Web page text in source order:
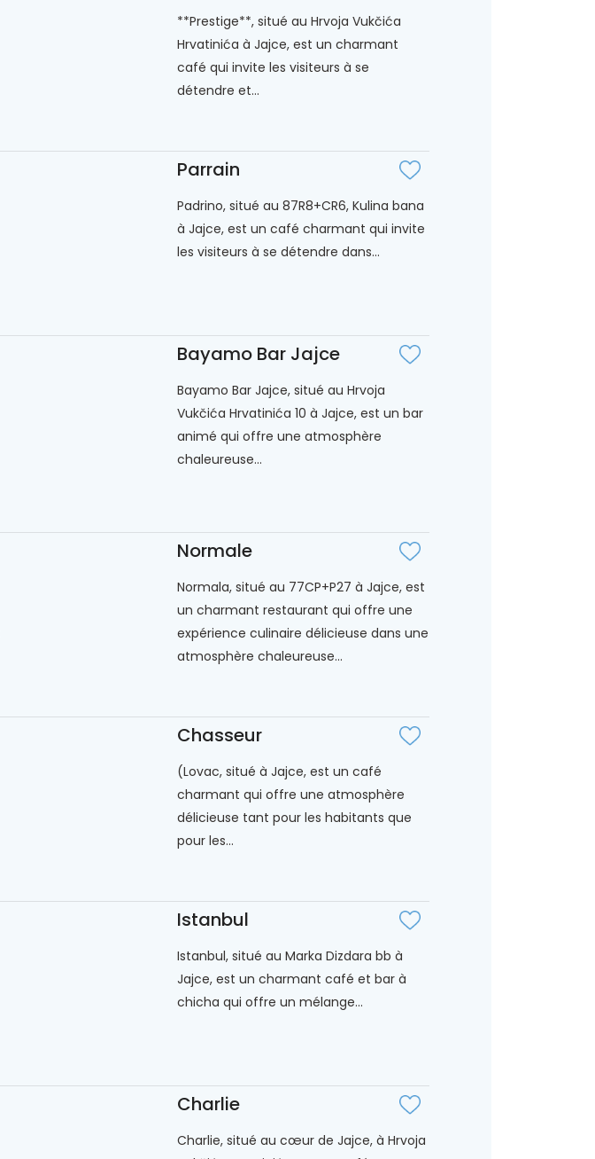
**Prestige**, situé au Hrvoja Vukčića
Hrvatinića à Jajce, est un charmant
café qui invite les visiteurs à se
détendre et...
Parrain
Padrino, situé au 87R8+CR6, Kulina bana
à Jajce, est un café charmant qui invite
les visiteurs à se détendre dans...
Bayamo Bar Jajce
Bayamo Bar Jajce, situé au Hrvoja
Vukčića Hrvatinića 10 à Jajce, est un bar
animé qui offre une atmosphère
chaleureuse...
Normale
Normala, situé au 77CP+P27 à Jajce, est
un charmant restaurant qui offre une
expérience culinaire délicieuse dans une
atmosphère chaleureuse...
Chasseur
(Lovac, situé à Jajce, est un café
charmant qui offre une atmosphère
délicieuse tant pour les habitants que
pour les...
Istanbul
Istanbul, situé au Marka Dizdara bb à
Jajce, est un charmant café et bar à
chicha qui offre un mélange...
Charlie
Charlie, situé au cœur de Jajce, à Hrvoja